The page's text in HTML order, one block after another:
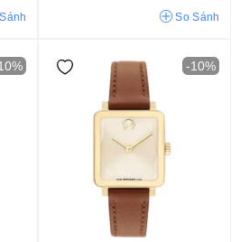
So Sánh
-10%